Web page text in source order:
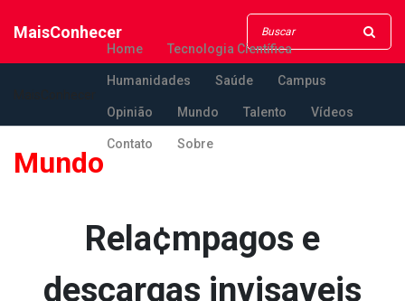
MaisConhecer
Home Tecnologia Científica
Humanidades Saúde Campus
Opinião Mundo Talento Vídeos
Contato Sobre
Mundo
Rela¢mpagos e
descargas invisa­veis